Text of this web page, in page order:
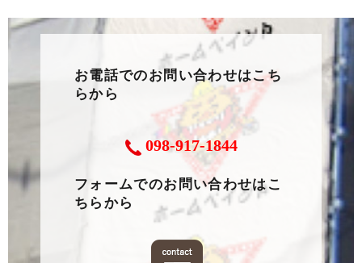
お電話でのお問い合わせはこち
らから
098-917-1844
フォームでのお問い合わせはこ
ちらから